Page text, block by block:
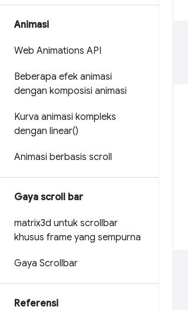
Animasi
Web Animations API
Beberapa efek animasi
dengan komposisi animasi
Kurva animasi kompleks
dengan linear()
Animasi berbasis scroll
Gaya scroll bar
matrix3d untuk scrollbar
khusus frame yang sempurna
Gaya Scrollbar
Referensi